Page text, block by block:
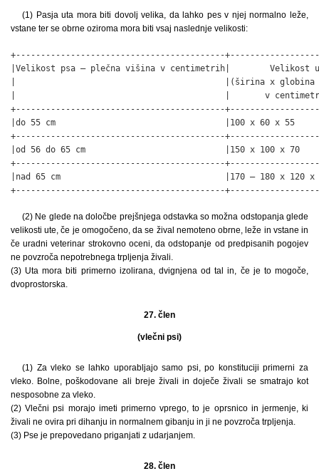
(1) Pasja uta mora biti dovolj velika, da lahko pes v njej normalno leže,
vstane ter se obrne oziroma mora biti vsaj naslednje velikosti:
+------------------------------------------
|Velikost psa – plečna višina v centimetrih|
|                                          |(širina x globina
|                                          |       v
+------------------------------------------
|do 55 cm                                  |100 x 60 x 55
+------------------------------------------
|od 56 do 65 cm                            |150 x 100 x 70
+------------------------------------------
|nad 65 cm                                 |170 – 180 x 120
+------------------------------------------
(2) Ne glede na določbe prejšnjega odstavka so možna odstopanja glede
velikosti ute, če je omogočeno, da se žival nemoteno obrne, leže in vstane in
če uradni veterinar strokovno oceni, da odstopanje od predpisanih pogojev
ne povzroča nepotrebnega trpljenja živali.
(3) Uta mora biti primerno izolirana, dvignjena od tal in, če je to mogoče,
dvoprostorska.
27. člen
(vlečni psi)
(1) Za vleko se lahko uporabljajo samo psi, po konstituciji primerni za
vleko. Bolne, poškodovane ali breje živali in doječe živali se smatrajo kot
nesposobne za vleko.
(2) Vlečni psi morajo imeti primerno vprego, to je oprsnico in jermenje, ki
živali ne ovira pri dihanju in normalnem gibanju in ji ne povzroča trpljenja.
(3) Pse je prepovedano priganjati z udarjanjem.
28. člen